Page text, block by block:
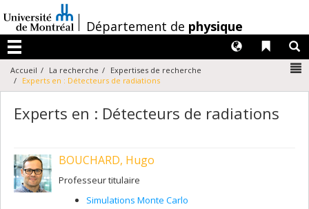
au
contenu
/Département de physique
Menu
Liens
Langues
Accueil La recherche
Expertises de recherche
Experts en : Détecteurs de radiations
Experts en : Détecteurs de radiations
BOUCHARD, Hugo
Professeur titulaire
Simulations Monte Carlo